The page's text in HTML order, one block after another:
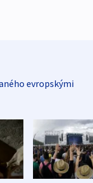
evropskými